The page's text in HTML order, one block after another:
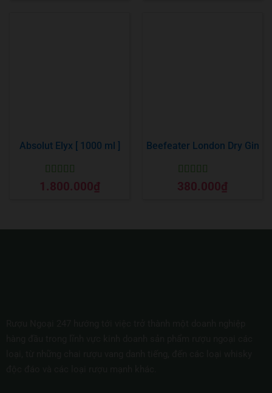
Absolut Elyx [ 1000 ml ]
Được xếp
hạng55 sao
1.800.000₫
Beefeater London Dry Gin
Được xếp
hạng55 sao
380.000₫